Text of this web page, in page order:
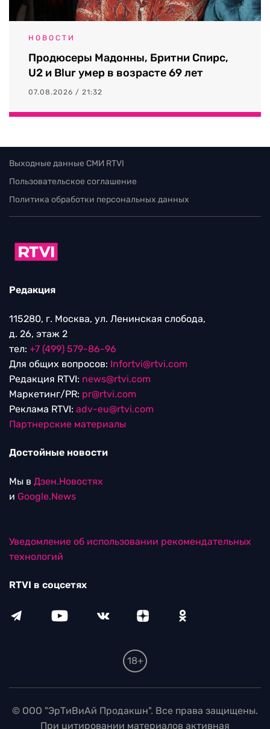
НОВОСТИ
Продюсеры Мадонны, Бритни Спирс,
U2 и Blur умер в возрасте 69 лет
07.08.2026 / 21:32
Выходные данные СМИ RTVI
Пользовательское соглашение
Политика обработки персональных данных
Редакция
115280, г. Москва, ул. Ленинская слобода,
д. 26, этаж 2
тел: +7 (499) 579-86-96
Для общих вопросов: Infortvi@rtvi.com
Редакция RTVI: news@rtvi.com
Маркетинг/PR: pr@rtvi.com
Реклама RTVI: adv-eu@rtvi.com
Партнерские материалы
Достойные новости
Мы в Дзен.Новостях
и Google.News
Уведомление об использовании рекомендательных
технологий
RTVI в соцсетях
18+
© ООО "ЭрТиВиАй Продакшн". Все права защищены.
При цитировании материалов активная